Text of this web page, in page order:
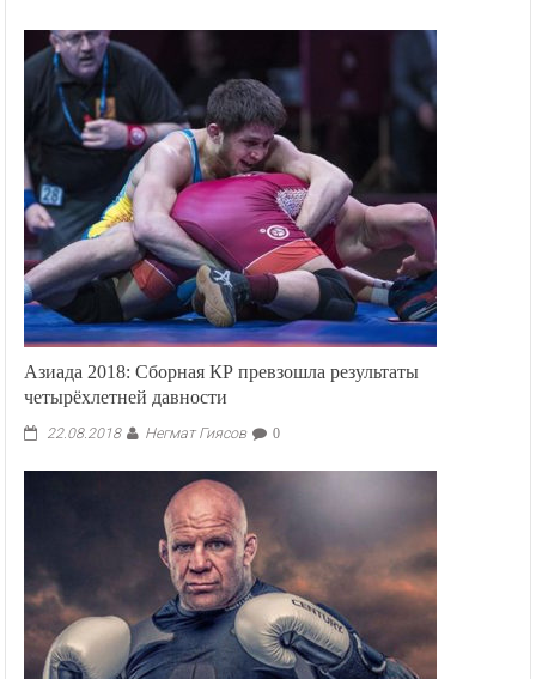
Азиада 2018: Сборная КР превзошла результаты
четырёхлетней давности
22.08.2018 Негмат Гиясов 0